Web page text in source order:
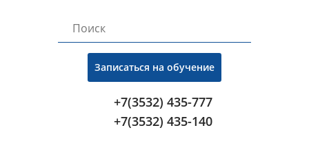
Записаться на обучение
+7(3532) 435-777
+7(3532) 435-140